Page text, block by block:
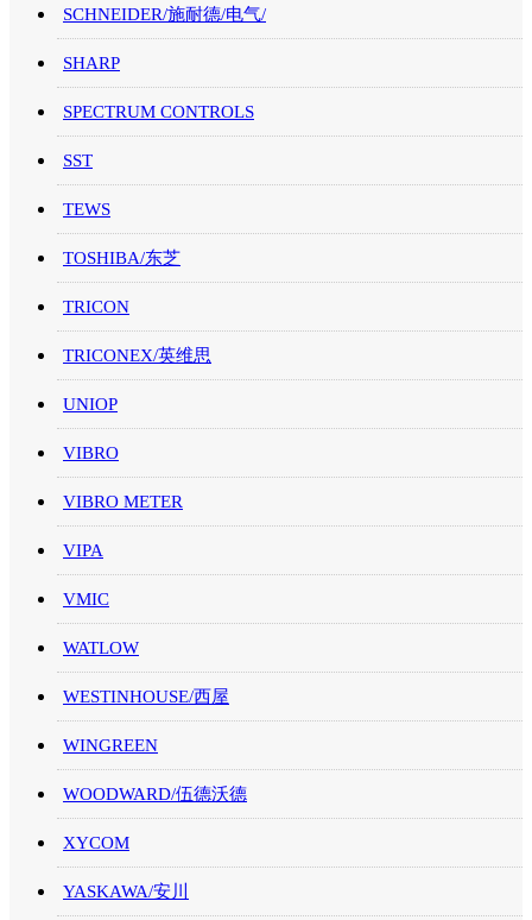
SCHNEIDER/施耐德/电气/
SHARP
SPECTRUM CONTROLS
SST
TEWS
TOSHIBA/东芝
TRICON
TRICONEX/英维思
UNIOP
VIBRO
VIBRO METER
VIPA
VMIC
WATLOW
WESTINHOUSE/西屋
WINGREEN
WOODWARD/伍德沃德
XYCOM
YASKAWA/安川